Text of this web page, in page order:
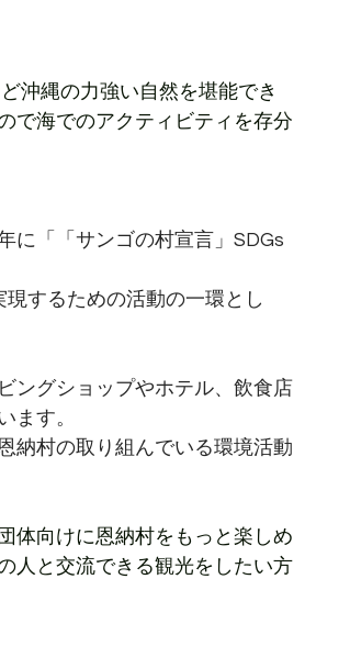
沖縄の力強い自然を堪能でき
で海でのアクティビティを存分
に「「サンゴの村宣言」SDGs
するための活動の一環とし
ングショップやホテル、飲食店
ます。
納村の取り組んでいる環境活動
体向けに恩納村をもっと楽しめ
人と交流できる観光をしたい方